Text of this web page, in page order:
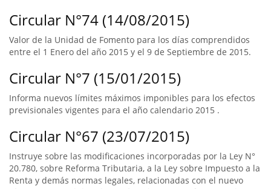
Circular N°74 (14/08/2015)
Valor de la Unidad de Fomento para los días comprendidos
entre el 1 Enero del año 2015 y el 9 de Septiembre de 2015.
Circular N°7 (15/01/2015)
Informa nuevos límites máximos imponibles para los efectos
previsionales vigentes para el año calendario 2015 .
Circular N°67 (23/07/2015)
Instruye sobre las modificaciones incorporadas por la Ley N°
20.780, sobre Reforma Tributaria, a la Ley sobre Impuesto a la
Renta y demás normas legales, relacionadas con el nuevo